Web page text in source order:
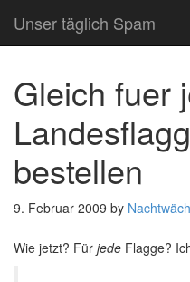
Unser täglich Spam
Gleich fuer
bestellen
9. Februar 2009 by
Wie jetzt? Für jede Flagge?